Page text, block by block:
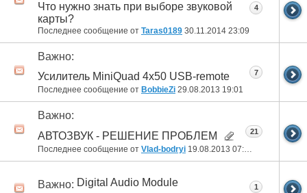
Что нужно знать при выборе звуковой
карты?
Последнее сообщение от Taras0189 30.11.2014 23:09
4
Важно:
Усилитель MiniQuad 4х50 USB-remote
Последнее сообщение от BobbieZi 29.08.2013 19:01
7
Важно:
АВТОЗВУК - РЕШЕНИЕ ПРОБЛЕМ
Последнее сообщение от Vlad-bodryi 19.08.2013 07:59
21
Важно: Digital Audio Module 1